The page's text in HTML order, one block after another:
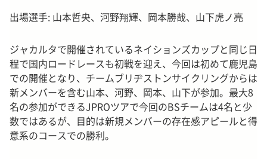
出場選手: 山本哲央、河野翔輝、岡本勝哉、山下虎ノ亮
ジャカルタで開催されているネイションズカップと同じ日
程で国内ロードレースも初戦を迎え、今回は初めて鹿児島
での開催となり、チームブリヂストンサイクリングからは
新メンバーを含む山本、河野、岡本、山下が参加。最大8
名の参加ができるJPROツアで今回のBSチームは4名と少
数ではあるが、目的は新規メンバーの存在感アピールと得
意系のコースでの勝利。